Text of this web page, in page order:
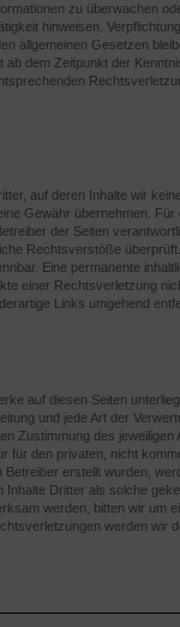
zu überwachen
hinweisen.
allgemeinen Gesetzen
dem Zeitpunkt der
auf deren Inhalte wir
Gewähr übernehmen. Für
der Seiten
Rechtsverstöße
Eine permanente
einer Rechtsverletzung
Links umgehend
auf diesen Seiten
und jede Art der
Zustimmung des jeweiligen
für den privaten, nicht
Betreiber erstellt wurden,
Dritter als solche
werden, bitten wir um
werden wir